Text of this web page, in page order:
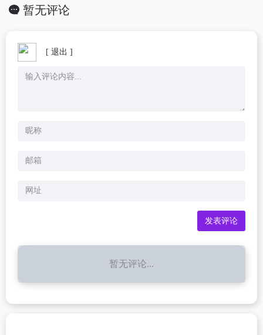
暂无评论
[ 退出 ]
暂无评论...